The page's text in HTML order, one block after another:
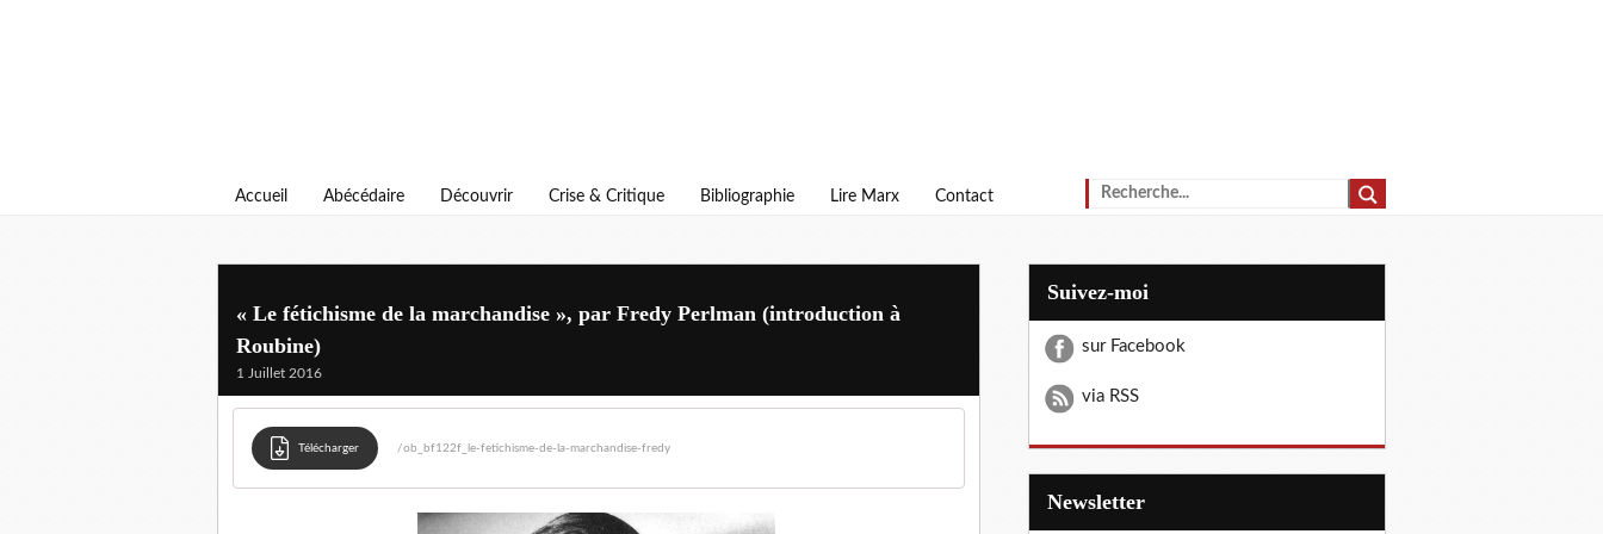
Accueil Abécédaire Découvrir Crise & Critique Bibliographie Lire Marx Contact
« Le fétichisme de la marchandise », par Fredy Perlman (introduction à
Roubine)
1 Juillet 2016
Télécharger /ob_bf122f_le-fetichisme-de-la-marchandise-fredy
Suivez-moi
sur Facebook
via RSS
Newsletter